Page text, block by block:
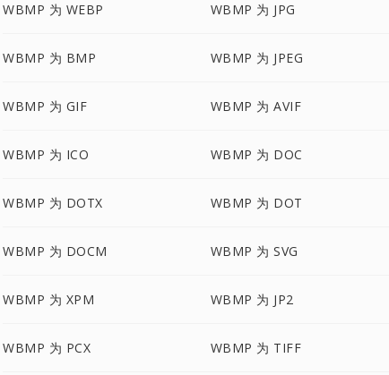
WBMP 为 WEBP WBMP 为 JPG
WBMP 为 BMP WBMP 为 JPEG
WBMP 为 GIF WBMP 为 AVIF
WBMP 为 ICO WBMP 为 DOC
WBMP 为 DOTX WBMP 为 DOT
WBMP 为 DOCM WBMP 为 SVG
WBMP 为 XPM WBMP 为 JP2
WBMP 为 PCX WBMP 为 TIFF